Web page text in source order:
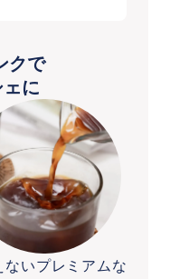
クで
に
いプレミアムな